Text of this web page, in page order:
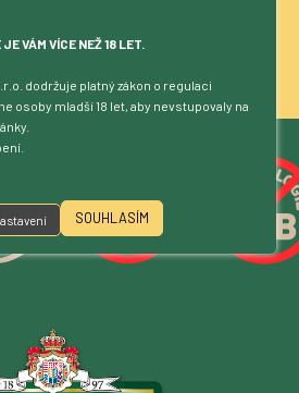
VÁM VÍCE NEŽ 18 LET.
dodržuje platný zákon o regulaci
osoby mladší 18 let, aby nevstupovaly na
SOUHLASÍM